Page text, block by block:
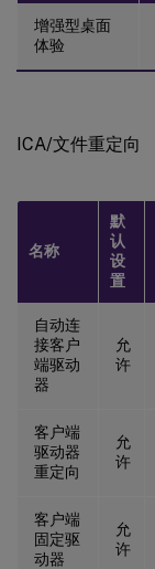
增强型桌面
体验
ICA/文件重定向
名称
默
认
设
置
自动连
接客户
端驱动
器
允
许
客户端
驱动器
重定向
允
许
客户端
固定驱
动器
允
许